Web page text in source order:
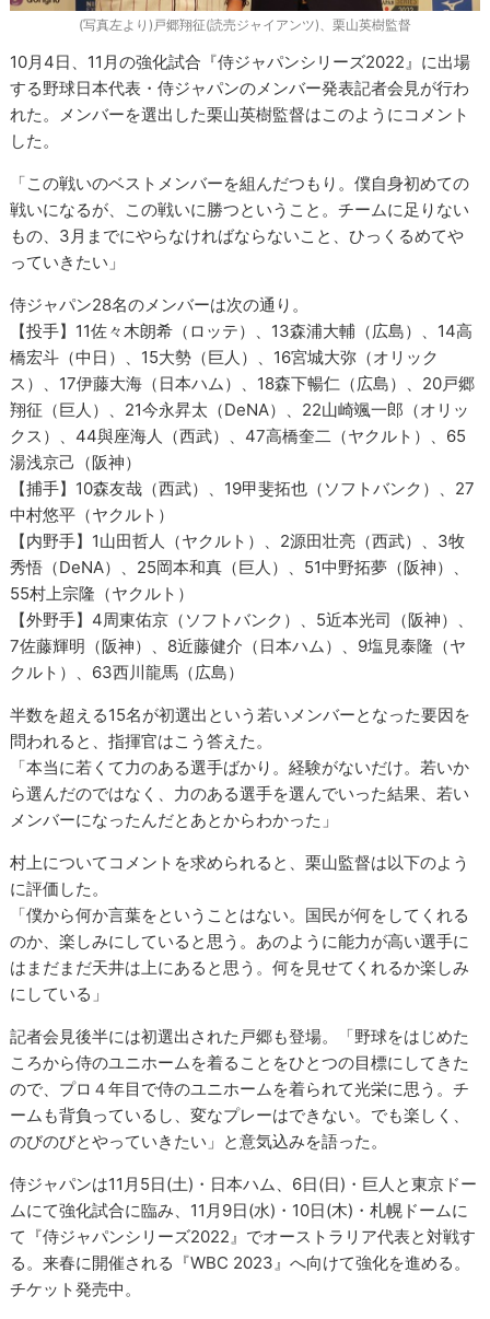
(写真左より)戸郷翔征(読売ジャイアンツ)、栗山英樹監督
10月4日、11月の強化試合『侍ジャパンシリーズ2022』に出場
する野球日本代表・侍ジャパンのメンバー発表記者会見が行わ
れた。メンバーを選出した栗山英樹監督はこのようにコメント
した。
「この戦いのベストメンバーを組んだつもり。僕自身初めての
戦いになるが、この戦いに勝つということ。チームに足りない
もの、3月までにやらなければならないこと、ひっくるめてや
っていきたい」
侍ジャパン28名のメンバーは次の通り。
【投手】11佐々木朗希（ロッテ）、13森浦大輔（広島）、14高
橋宏斗（中日）、15大勢（巨人）、16宮城大弥（オリック
ス）、17伊藤大海（日本ハム）、18森下暢仁（広島）、20戸郷
翔征（巨人）、21今永昇太（DeNA）、22山崎颯一郎（オリッ
クス）、44與座海人（西武）、47高橋奎二（ヤクルト）、65
湯浅京己（阪神）
【捕手】10森友哉（西武）、19甲斐拓也（ソフトバンク）、27
中村悠平（ヤクルト）
【内野手】1山田哲人（ヤクルト）、2源田壮亮（西武）、3牧
秀悟（DeNA）、25岡本和真（巨人）、51中野拓夢（阪神）、
55村上宗隆（ヤクルト）
【外野手】4周東佑京（ソフトバンク）、5近本光司（阪神）、
7佐藤輝明（阪神）、8近藤健介（日本ハム）、9塩見泰隆（ヤ
クルト）、63西川龍馬（広島）
半数を超える15名が初選出という若いメンバーとなった要因を
問われると、指揮官はこう答えた。
「本当に若くて力のある選手ばかり。経験がないだけ。若いか
ら選んだのではなく、力のある選手を選んでいった結果、若い
メンバーになったんだとあとからわかった」
村上についてコメントを求められると、栗山監督は以下のよう
に評価した。
「僕から何か言葉をということはない。国民が何をしてくれる
のか、楽しみにしていると思う。あのように能力が高い選手に
はまだまだ天井は上にあると思う。何を見せてくれるか楽しみ
にしている」
記者会見後半には初選出された戸郷も登場。「野球をはじめた
ころから侍のユニホームを着ることをひとつの目標にしてきた
ので、プロ４年目で侍のユニホームを着られて光栄に思う。チ
ームも背負っているし、変なプレーはできない。でも楽しく、
のびのびとやっていきたい」と意気込みを語った。
侍ジャパンは11月5日(土)・日本ハム、6日(日)・巨人と東京ドー
ムにて強化試合に臨み、11月9日(水)・10日(木)・札幌ドームに
て『侍ジャパンシリーズ2022』でオーストラリア代表と対戦す
る。来春に開催される『WBC 2023』へ向けて強化を進める。
チケット発売中。